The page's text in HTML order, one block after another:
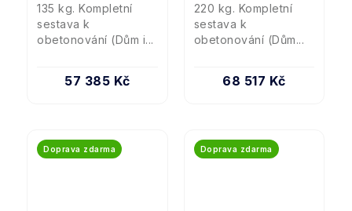
57 385 Kč
135 kg. Kompletní
sestava k
obetonování (Dům i...
68 517 Kč
220 kg. Kompletní
sestava k
obetonování (Dům...
Doprava zdarma Doprava zdarma